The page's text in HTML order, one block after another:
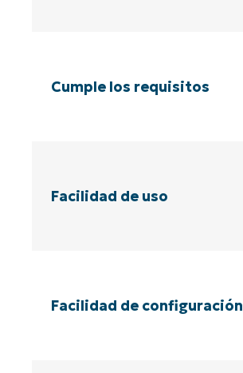
Cumple los requisitos
Facilidad de uso
Facilidad de configuración